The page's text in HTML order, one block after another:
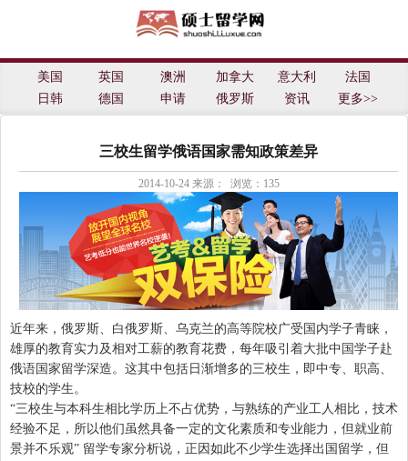
士留学网
美国 英国 澳洲 加拿大 意大利
法国
日韩
德国 申请 俄罗斯 资讯 更多>>
三校生留学俄语国家需知政策差异
2014-10-24来源： 浏览： 135
近年来，俄罗斯、白俄罗斯、乌克兰的高等院校广受国内学子青睐，
雄厚的教育实力及相对工薪的教育花费，每年吸引着大批中国学子赴
俄语国家留学深造。这其中包括日渐增多的三校生，即中专、职高、
技校的学生。
“三校生与本科生相比学历上不占优势，与熟练的产业工人相比，技术
经验不足，所以他们虽然具备一定的文化素质和专业能力，但就业前
景并不乐观” 留学专家分析说，正因如此不少学生选择出国留学，但